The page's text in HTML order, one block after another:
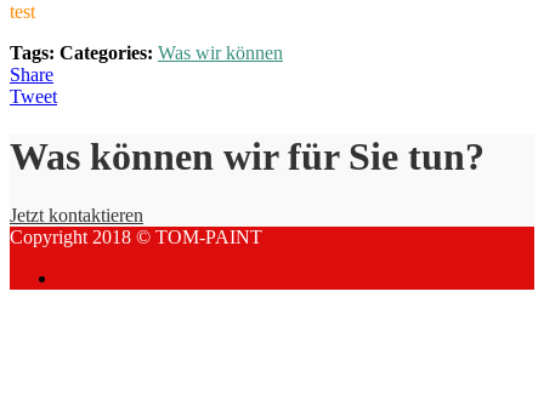
test
Tags: Categories: Was wir können
Share
Tweet
Was können wir für Sie tun?
Jetzt kontaktieren
Copyright 2018 © TOM-PAINT